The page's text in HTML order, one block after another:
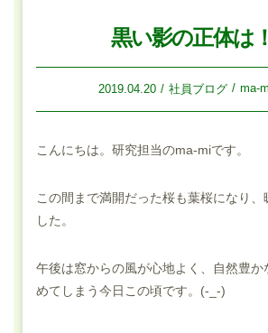
黒い影の正体は
2019.04.20 社員ブログ ma-
こんにちは。研究担当のma-miです。
この間まで満開だった桜も葉桜になり、
した。
午後は窓からの風が心地よく、自然豊か
めてしまう今日この頃です。(-_-)